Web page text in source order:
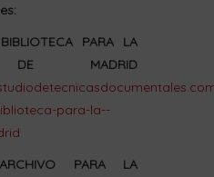
PARA LA
DE MADRID
para-la--
PARA LA